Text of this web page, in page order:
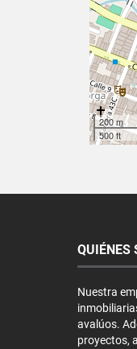
200 m
500 ft
QUIÉNES
Nuestra
avalúos.
proyectos,